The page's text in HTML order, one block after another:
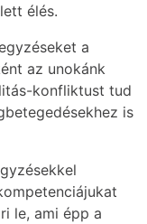
élés.
a
az unokánk
konfliktust tud
is
le, ami épp a